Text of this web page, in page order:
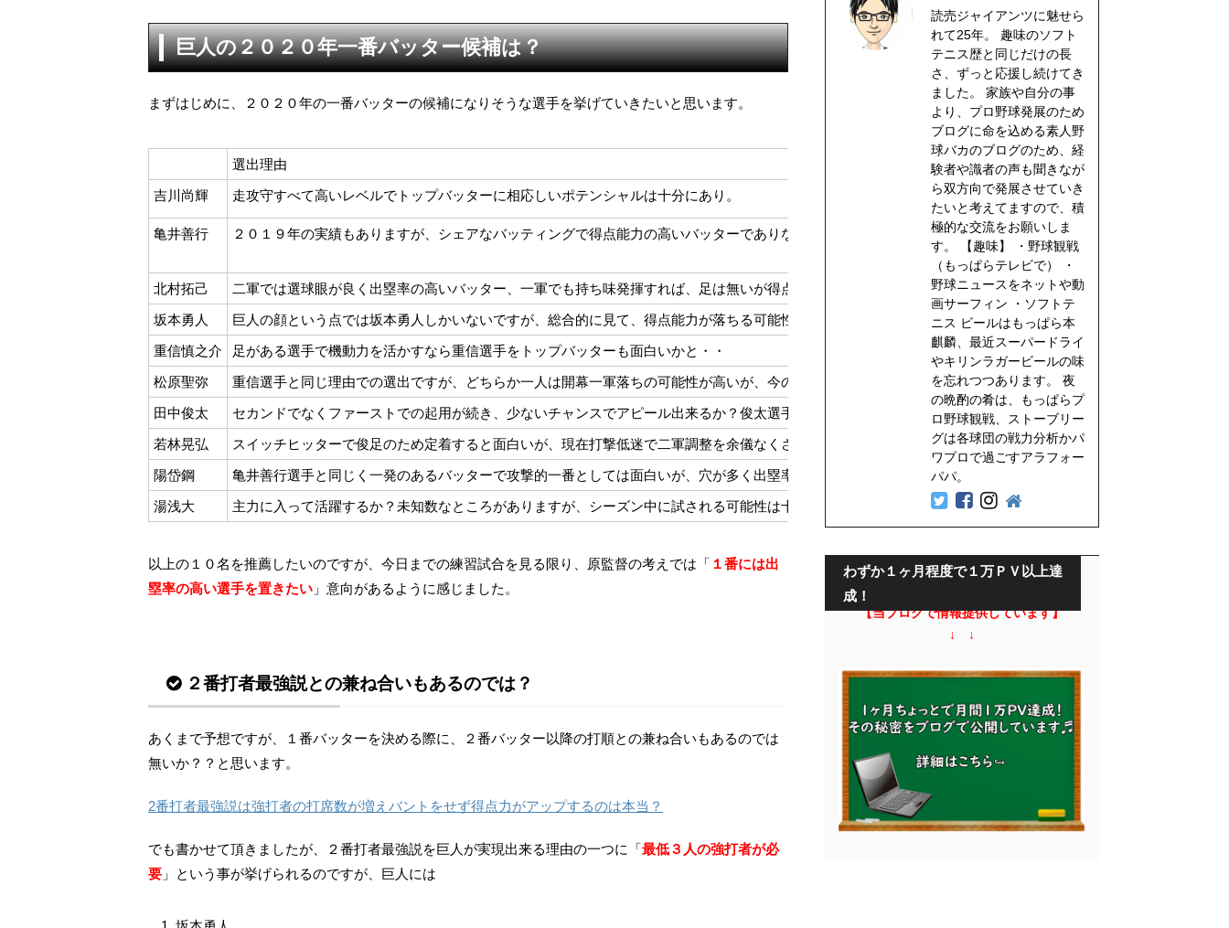
巨人の２０２０年一番バッター候補は？
まずはじめに、２０２０年の一番バッターの候補になりそうな選手を挙げていきたいと思います。
選出理由
吉川尚輝
走攻守すべて高いレベルでトップバッターに相応しいポテンシャルは十分にあり。
亀井善行 ２０１９年の実績もありますが、シェアなバッティングで得点能力の高いバッターでありながら、出塁率も高く攻撃的一番バッターのイメージ
北村拓己
二軍では選球眼が良く出塁率の高いバッター、一軍でも持ち味発揮すれば、足は無いが得点能力の高い２番バッター以降を活かせる可能性が。
坂本勇人
巨人の顔という点では坂本勇人しかいないですが、総合的に見て、得点能力が落ちる可能性があるので、あまり使いたく無い戦略かと・・
重信慎之介
足がある選手で機動力を活かすなら重信選手をトップバッターも面白いかと・・
松原聖弥
重信選手と同じ理由での選出ですが、どちらか一人は開幕一軍落ちの可能性が高いが、今の所重信選手のほうがリードかも？？
田中俊太
セカンドでなくファーストでの起用が続き、少ないチャンスでアピール出来るか？俊太選手が定着すると、守備力も高く面白いが・・
若林晃弘
スイッチヒッターで俊足のため定着すると面白いが、現在打撃低迷で二軍調整を余儀なくされている
陽岱鋼
亀井善行選手と同じく一発のあるバッターで攻撃的一番としては面白いが、穴が多く出塁率が低いのが難点。
湯浅大
主力に入って活躍するか？未知数なところがありますが、シーズン中に試される可能性は十分あるかも知れません。
以上の１０名を推薦したいのですが、今日までの練習試合を見る限り、原監督の考えでは「 １番には出
塁率の高い選手を置きたい 」意向があるように感じました。
２番打者最強説との兼ね合いもあるのでは？
あくまで予想ですが、１番バッターを決める際に、２番バッター以降の打順との兼ね合いもあるのでは
無いか？？と思います。
2番打者最強説は強打者の打席数が増えバントをせず得点力がアップするのは本当？
でも書かせて頂きましたが、２番打者最強説を巨人が実現出来る理由の一つに「最低３人の強打者が必
要 」という事が挙げられるのですが、巨人には
読売ジャイアンツに魅せら
れて25年。 趣味のソフト
テニス歴と同じだけの長
さ、ずっと応援し続けてき
ました。 家族や自分の事
より、プロ野球発展のため
ブログに命を込める素人野
球バカのブログのため、経
験者や識者の声も聞きなが
ら双方向で発展させていき
たいと考えてますので、積
極的な交流をお願いしま
す。 【趣味】 ・野球観戦
（もっぱらテレビで） ・
野球ニュースをネットや動
画サーフィン ・ソフトテ
ニス ビールはもっぱら本
麒麟、最近スーパードライ
やキリンラガービールの味
を忘れつつあります。 夜
の晩酌の肴は、もっぱらプ
ロ野球観戦、ストーブリー
グは各球団の戦力分析かパ
ワプロで過ごすアラフォー
パパ。
わずか１ヶ月程度で１万ＰＶ以上達
成！
【当ブログで情報提供しています】
↓ ↓